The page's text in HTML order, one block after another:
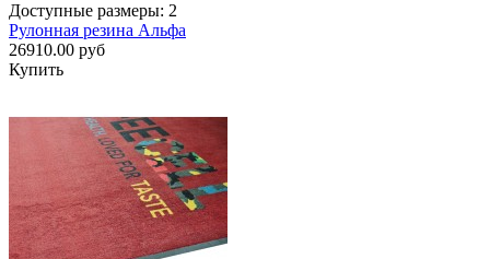
Доступные размеры: 2
Рулонная резина Альфа
26910.00 руб
Купить